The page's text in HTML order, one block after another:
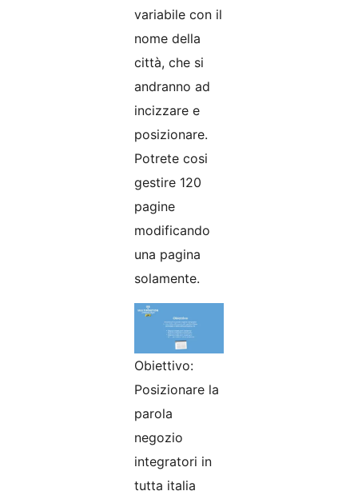
variabile con il
nome della
città, che si
andranno ad
incizzare e
posizionare.
Potrete cosi
gestire 120
pagine
modificando
una pagina
solamente.
Obiettivo:
Posizionare la
parola
negozio
integratori in
tutta italia